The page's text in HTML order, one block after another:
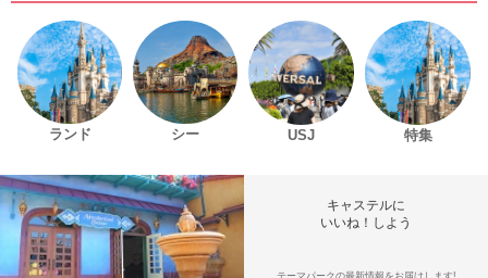
ランド シー USJ 特集
キャステルに
いいね！しよう
テーマパークの最新情報をお届けします!